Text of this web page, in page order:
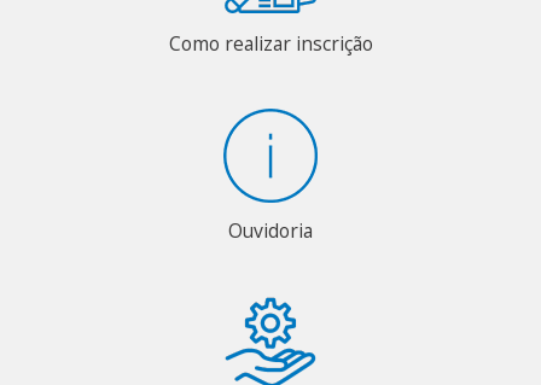
Como realizar inscrição
Ouvidoria